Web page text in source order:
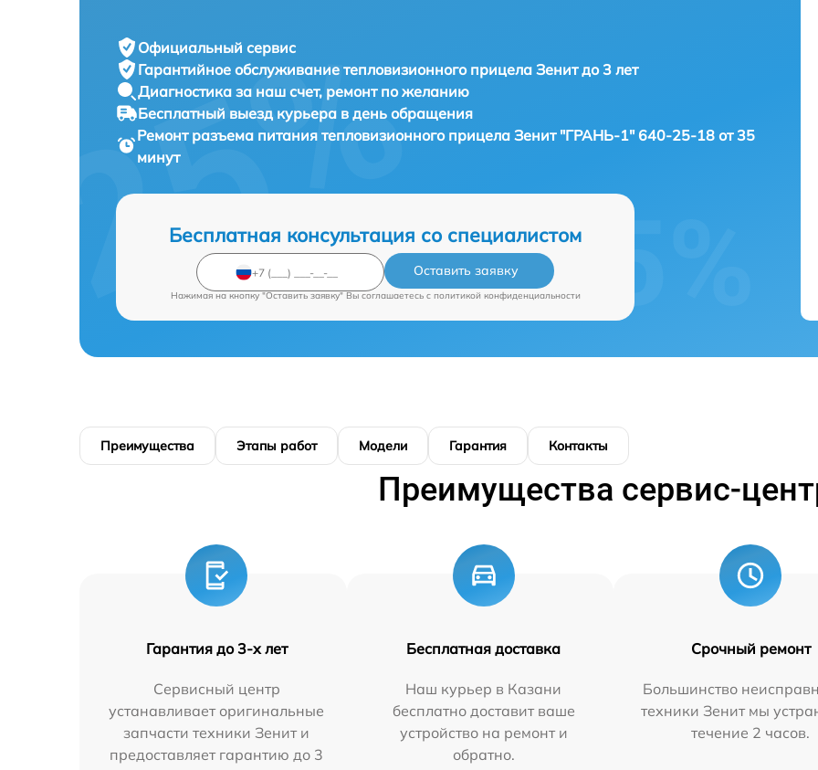
Официальный сервис
Гарантийное обслуживание тепловизионного прицела Зенит до 3 лет
Диагностика за наш счет, ремонт по желанию
Бесплатный выезд курьера в день обращения
Ремонт разъема питания тепловизионного прицела Зенит "ГРАНЬ-1" 640-25-18 от 35
минут
Бесплатная консультация со специалистом
Оставить заявку
Нажимая на кнопку "Оставить заявку" Вы соглашаетесь c политикой конфиденциальности
Преимущества Этапы работ Модели Гарантия Контакты
Преимущества сервис-
Гарантия до 3-х лет
Сервисный центр
устанавливает оригинальные
запчасти техники Зенит и
предоставляет гарантию до 3
Бесплатная доставка
Наш курьер в Казани
бесплатно доставит ваше
устройство на ремонт и
обратно.
Срочный ремонт
Большинство
техники Зенит мы
течение 2 часов.